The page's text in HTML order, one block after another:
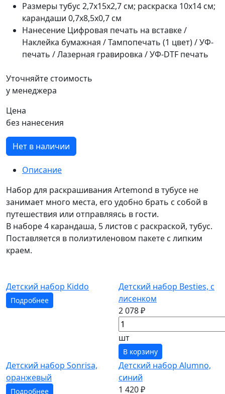
Размеры тубус 2,7х15х2,7 см; раскраска 10х14 см;
карандаши 0,7х8,5х0,7 см
Нанесение Цифровая печать на вставке /
Наклейка бумажная / Тампопечать (1 цвет) / УФ-
печать / Лазерная гравировка / УФ-DTF печать
Уточняйте стоимость
у менеджера
Цена
без нанесения
Нет в наличии
Описание
Набор для раскрашивания Artemond в тубусе не
занимает много места, его удобно брать с собой в
путешествия или отправляясь в гости.
В наборе 4 карандаша, 5 листов с раскраской, тубус.
Поставляется в полиэтиленовом пакете с липким
краем.
Детский набор Kiddo
Подробнее
Детский набор Besties, с
лисенком
2 078 ₽
шт
В корзину
Детский набор Sonrisa,
оранжевый
Подробнее
Детский набор Alumno,
синий
1 420 ₽